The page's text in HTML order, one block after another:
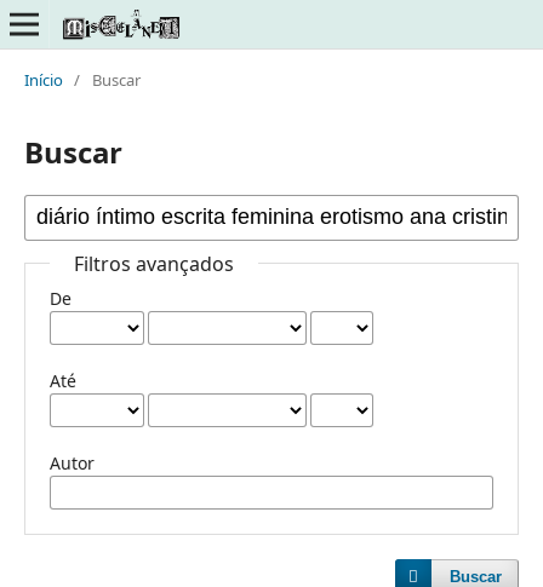
Início / Buscar
Buscar
Filtros avançados
De
Até
Autor
Buscar